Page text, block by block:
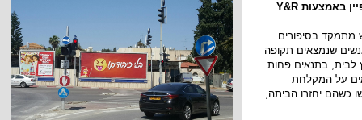
פלסאון בקמפיין באמצעות Y&R
מתמקד בסיפורים
שנמצאים תקופה
לבית, בתנאים פחות
על המקלחת
כשהם יחזרו הביתה,